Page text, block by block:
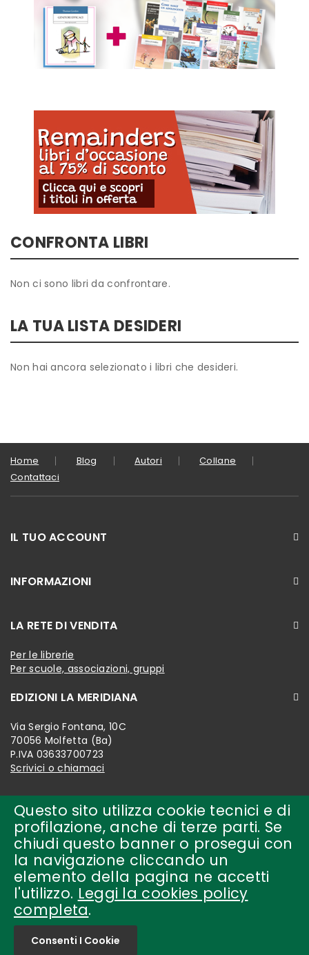
Questo sito utilizza cookie tecnici e di
profilazione, anche di terze parti. Se
chiudi questo banner o prosegui con
la navigazione cliccando un
elemento della pagina ne accetti
l'utilizzo. Leggi la cookies policy
completa.
Consenti I Cookie
CONFRONTA LIBRI
Non ci sono libri da confrontare.
LA TUA LISTA DESIDERI
Non hai ancora selezionato i libri che desideri.
Home Blog Autori
Collane
Contattaci
IL TUO ACCOUNT
INFORMAZIONI
LA RETE DI VENDITA
Per le librerie
Per scuole, associazioni, gruppi
EDIZIONI LA MERIDIANA
Via Sergio Fontana, 10C
70056 Molfetta (Ba)
P.IVA 03633700723
Scrivici o chiamaci
Copyright © 2018-present by
edizioni la meridiana Tutti i
diritti riservati.